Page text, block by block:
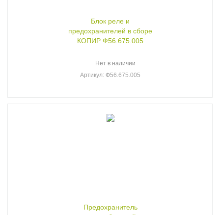
Блок реле и
предохранителей в сборе
КОПИР Ф56.675.005
Нет в наличии
Артикул: Ф56.675.005
Предохранитель